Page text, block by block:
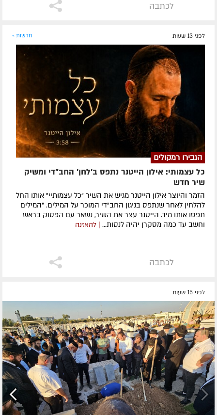
לכתבה
לפני 13 שעות חדשות »
הגבירו רמקולים
כל עצמותי: אילון הייטנר נתפס ב'לחן' החב"די ומשיק
שיר חדש
הזמר והיוצר אילון הייטנר מגיש את השיר "כל עצמותיי" אותו החל
להלחין לאחר שנתפס בניגון החב"די המוכר על המילים. "המילים
תפסו אותו מיד. הייטנר עצר את השיר, נשאר עם הפסוק בראש
וחשב עד כמה מסקרן יהיה לנסות... | להאזנה
לכתבה
לפני 15 שעות